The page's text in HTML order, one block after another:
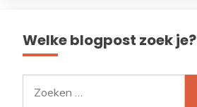
Welke blogpost zoek je?
naar: